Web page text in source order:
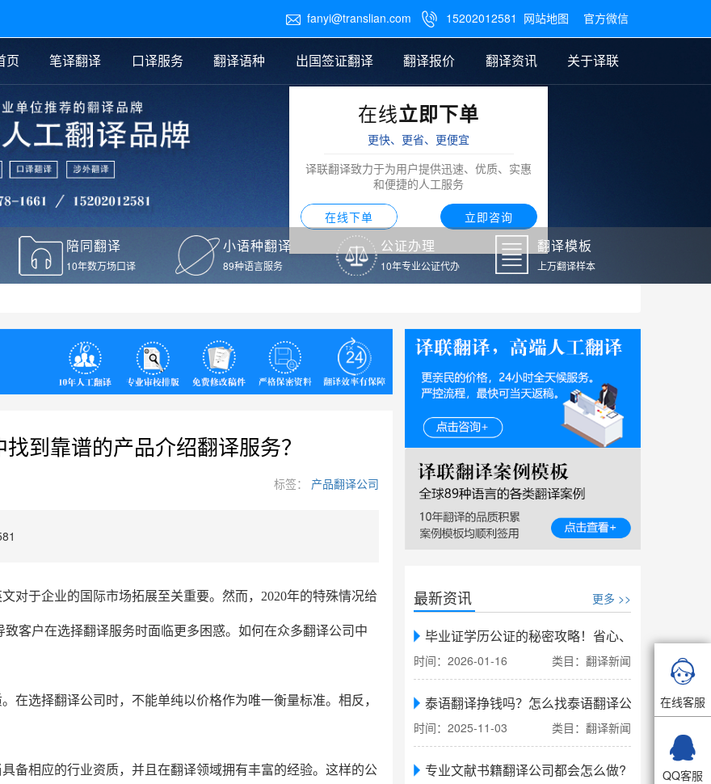
 fanyi@translian.com  15202012581 网站地图 官方微信
页 笔译翻译
译 法律翻译 说明书翻译 图纸翻译
口译服务
传译 同声传译
翻译语种
老挝语翻译 泰语翻译
葡萄牙语翻译
出国签证翻译
翻译
翻译
接种证明翻译
报告英文版翻
翻译报价
笔译翻译报价
证件翻译报价
翻译资讯
公证样本
签证翻译
口译新闻
关于译联
在线立即下单
更快、更省、更便宜
译联翻译致力于为用户提供迅速、优质、实惠
和便捷的人工服务
在线下单 立即咨询
陪同翻译
10年数万场口译
小语种翻译
89种语言服务
公证办理
10年专业公证代办
翻译模板
上万翻译样本
到靠谱的产品介绍翻译服务？
标签： 产品翻译公司
对于企业的国际市场拓展至关重要。然而，2020年的特殊情况给
客户在选择翻译服务时面临更多困惑。如何在众多翻译公司中
在选择翻译公司时，不能单纯以价格作为唯一衡量标准。相反，
备相应的行业资质，并且在翻译领域拥有丰富的经验。这样的公
最新资讯 更多 >>
毕业证学历公证的秘密攻略！省心、省力、省时
时间：2026-01-16 类目：翻译新闻
泰语翻译挣钱吗？怎么找泰语翻译公司翻译
时间：2025-11-03 类目：翻译新闻
专业文献书籍翻译公司都会怎么做?

在线客服

QQ客服